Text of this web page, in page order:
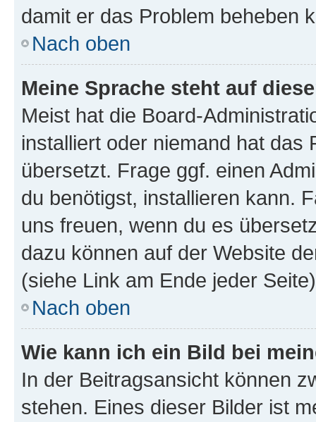
damit er das Problem beheben
Nach oben
Meine Sprache steht auf
Meist hat die Board-
installiert oder niemand hat das
übersetzt. Frage ggf. einen
du benötigst, installieren kann.
uns freuen, wenn du es
dazu können auf der Website
(siehe Link am Ende jeder
Nach oben
Wie kann ich ein Bild bei
In der Beitragsansicht können
stehen. Eines dieser Bilder ist